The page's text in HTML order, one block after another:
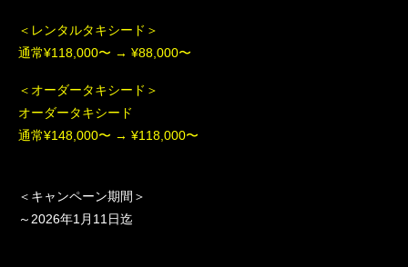
＜レンタルタキシード＞
通常¥118,000〜 → ¥88,000〜
＜オーダータキシード＞
オーダータキシード
通常¥148,000〜 → ¥118,000〜
＜キャンペーン期間＞
～2026年1月11日迄